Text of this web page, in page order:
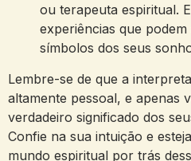
ou terapeuta ​espiritual.
experiências que
símbolos dos seus
Lembre-se de que a
altamente pessoal, e apenas​
verdadeiro​ significado dos
Confie na sua intuição e
mundo espiritual⁤ por trás